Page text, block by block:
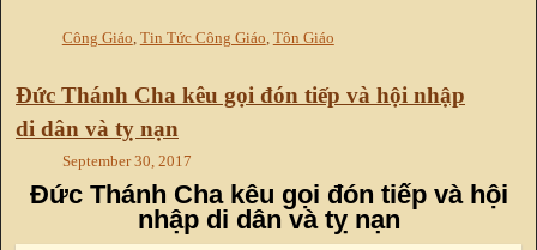
Công Giáo, Tin Tức Công Giáo, Tôn Giáo
Đức Thánh Cha kêu gọi đón tiếp và hội nhập
di dân và tỵ nạn
September 30, 2017
Đức Thánh Cha kêu gọi đón tiếp và hội
nhập di dân và tỵ nạn